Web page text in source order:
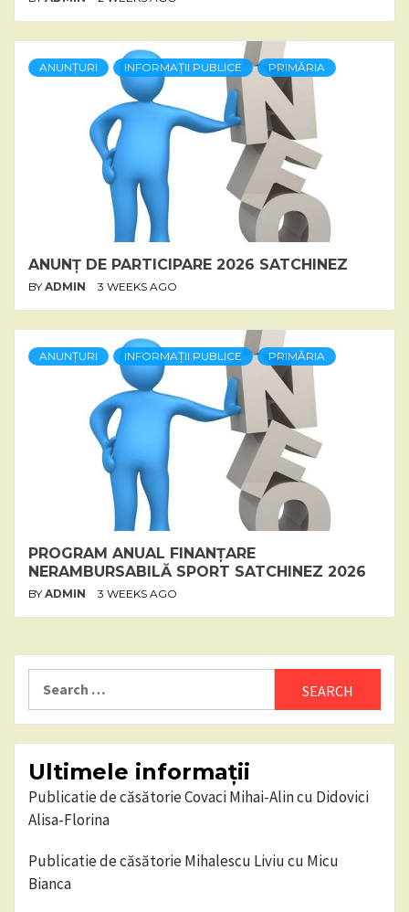
ANUNȚURI INFORMAȚII PUBLICE PRIMĂRIA
ANUNȚ DE PARTICIPARE 2026 SATCHINEZ
BY ADMIN 3 WEEKS AGO
ANUNȚURI INFORMAȚII PUBLICE PRIMĂRIA
PROGRAM ANUAL FINANȚARE
NERAMBURSABILĂ SPORT SATCHINEZ 2026
BY ADMIN 3 WEEKS AGO
for:
Ultimele informații
Publicatie de căsătorie Covaci Mihai-Alin cu Didovici
Alisa-Florina
Publicatie de căsătorie Mihalescu Liviu cu Micu
Bianca